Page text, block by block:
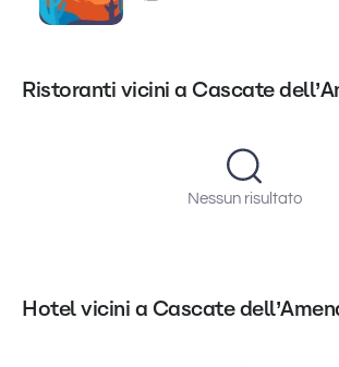
Ristoranti vicini a Cascate
Nessun risultato
Hotel vicini a Cascate